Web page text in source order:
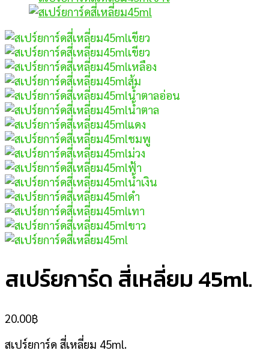
สเปร์ยการ์ด สี่เหลี่ยม 45ml.
20.00฿
สเปร์ยการ์ด สี่เหลี่ยม 45ml.